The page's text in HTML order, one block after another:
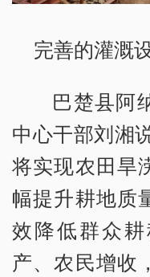
完善的灌溉
巴楚县阿
中心干部刘湘
将实现农田旱
幅提升耕地质
效降低群众
产、农民增收